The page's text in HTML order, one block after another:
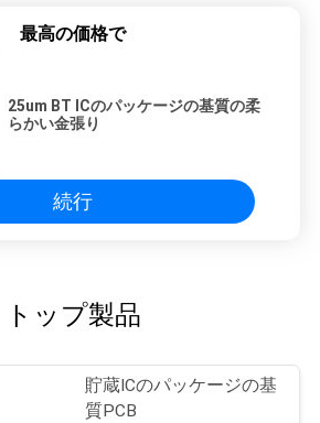
最高の価格で
25um BT ICのパッケージの基質の柔
らかい金張り
続行
トップ製品
貯蔵ICのパッケージの基
質PCB